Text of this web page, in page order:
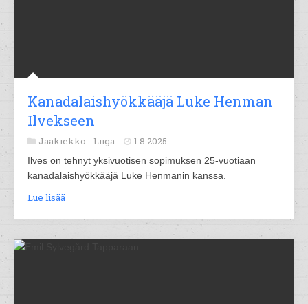
Kanadalaishyökkääjä Luke Henman
Ilvekseen
Jääkiekko - Liiga 1.8.2025
Ilves on tehnyt yksivuotisen sopimuksen 25-vuotiaan
kanadalaishyökkääjä Luke Henmanin kanssa.
Lue lisää